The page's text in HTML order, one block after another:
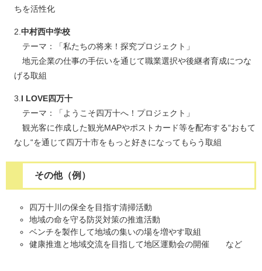
ちを活性化
2. 中村西中学校
テーマ：「私たちの将来！探究プロジェクト」
地元企業の仕事の手伝いを通じて職業選択や後継者育成につな
げる取組
3. I LOVE四万十
テーマ：「ようこそ四万十へ！プロジェクト」
観光客に作成した観光MAPやポストカード等を配布する“おもて
なし“を通じて四万十市をもっと好きになってもらう取組
その他（例）
四万十川の保全を目指す清掃活動
地域の命を守る防災対策の推進活動
ベンチを製作して地域の集いの場を増やす取組
健康推進と地域交流を目指して地区運動会の開催 など